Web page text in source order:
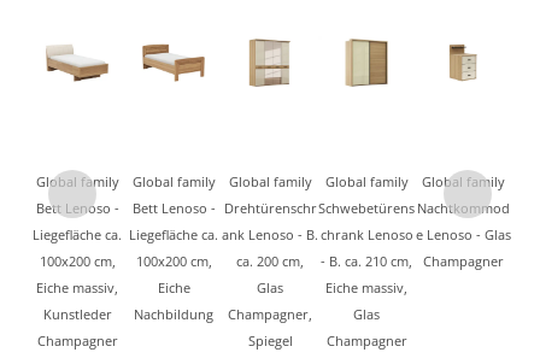
Global family
Bett Lenoso -
Liegefläche ca.
100x200 cm,
Eiche massiv,
Kunstleder
Champagner
Global family
Bett Lenoso -
Liegefläche ca.
100x200 cm,
Eiche
Nachbildung
Global family
Drehtürenschr
ank Lenoso - B.
ca. 200 cm,
Glas
Champagner,
Spiegel
Global family
Schwebetürens
chrank Lenoso
- B. ca. 210 cm,
Eiche massiv,
Glas
Champagner
Global family
Nachtkommod
e Lenoso - Glas
Champagner